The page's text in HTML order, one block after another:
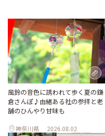
風鈴の音色に誘われて歩く夏の鎌
倉さんぽ♪由緒ある社の参拝と老
舗のひんやり甘味も
神奈川県 2026.08.02